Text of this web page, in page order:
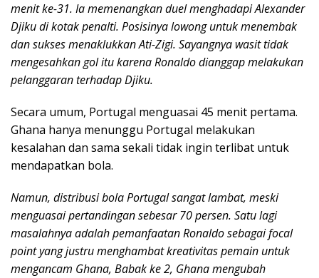
menit ke-31. Ia memenangkan duel menghadapi Alexander
Djiku di kotak penalti. Posisinya lowong untuk menembak
dan sukses menaklukkan Ati-Zigi. Sayangnya wasit tidak
mengesahkan gol itu karena Ronaldo dianggap melakukan
pelanggaran terhadap Djiku.
Secara umum, Portugal menguasai 45 menit pertama.
Ghana hanya menunggu Portugal melakukan
kesalahan dan sama sekali tidak ingin terlibat untuk
mendapatkan bola.
Namun, distribusi bola Portugal sangat lambat, meski
menguasai pertandingan sebesar 70 persen. Satu lagi
masalahnya adalah pemanfaatan Ronaldo sebagai focal
point yang justru menghambat kreativitas pemain untuk
mengancam Ghana, Babak ke 2, Ghana mengubah